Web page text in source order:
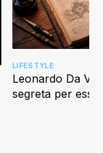
Leonardo Da
segreta per
LIFESTYLE